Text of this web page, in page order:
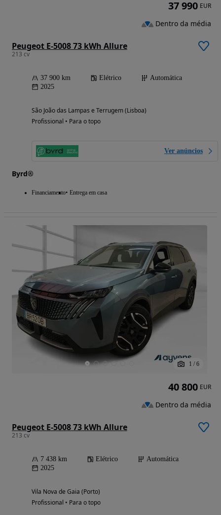
Peugeot E-5008 73 kWh Allure
213 cv
37 900 km Elétrico
Automática
2025
São João das Lampas e Terrugem (Lisboa)
Profissional • Para o topo
Ver anúncios
Byrd®
Financiamento Entrega em casa
37 990 EUR
Dentro da média
1 / 6
Peugeot E-5008 73 kWh Allure
213 cv
7 438 km Elétrico
Automática
2025
Vila Nova de Gaia (Porto)
Profissional • Para o topo
40 800 EUR
Dentro da média